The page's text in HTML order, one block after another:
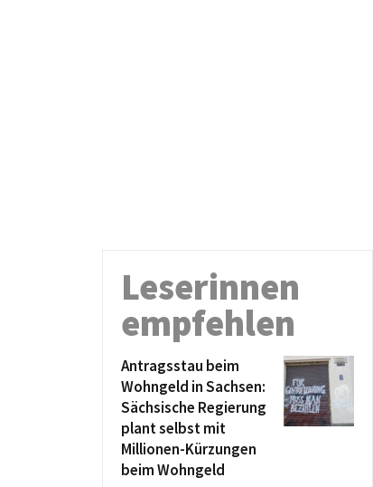
Leserinnen
empfehlen
Antragsstau beim
Wohngeld in Sachsen:
Sächsische Regierung
plant selbst mit
Millionen-Kürzungen
beim Wohngeld